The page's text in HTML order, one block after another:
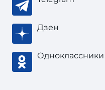
Дзен
Одноклассники